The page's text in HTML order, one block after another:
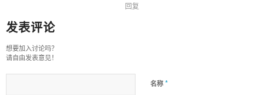
回复
发表评论
想要加入讨论吗？
请自由发表意见！
名称 *